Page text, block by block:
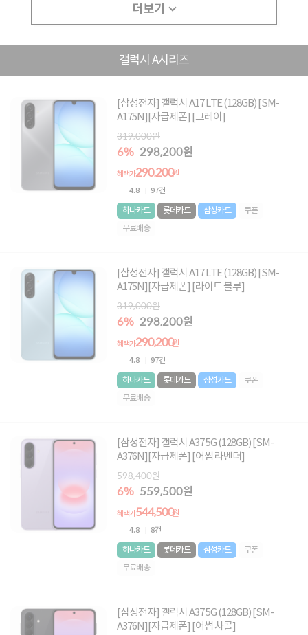
더보기
갤럭시 A시리즈
[삼성전자] 갤럭시 A17 LTE (128GB) [SM-
A175N][자급제폰] [그레이]
319,000원
6% 298,200원
혜택가290,200원
4.8 97건
하나카드 롯데카드 삼성카드
쿠폰
무료배송
[삼성전자] 갤럭시 A17 LTE (128GB) [SM-
A175N][자급제폰] [라이트 블루]
319,000원
6% 298,200원
혜택가290,200원
4.8 97건
하나카드 롯데카드 삼성카드
쿠폰
무료배송
[삼성전자] 갤럭시 A37 5G (128GB) [SM-
A376N][자급제폰] [어썸 라벤더]
598,400원
6% 559,500원
혜택가544,500원
4.8 8건
하나카드 롯데카드 삼성카드
쿠폰
무료배송
[삼성전자] 갤럭시 A37 5G (128GB) [SM-
A376N][자급제폰] [어썸 차콜]